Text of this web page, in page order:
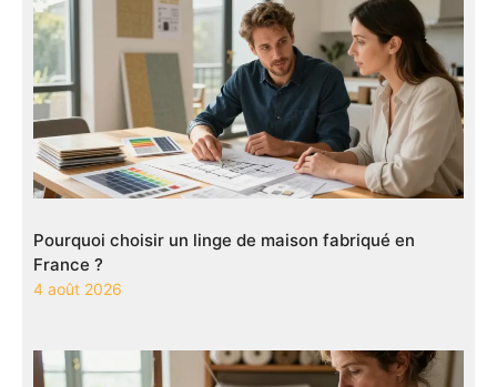
Pourquoi choisir un linge de maison fabriqué en
France ?
4 août 2026